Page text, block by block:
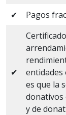
✔
Pagos
✔
entidades
es que la
donativos
y de